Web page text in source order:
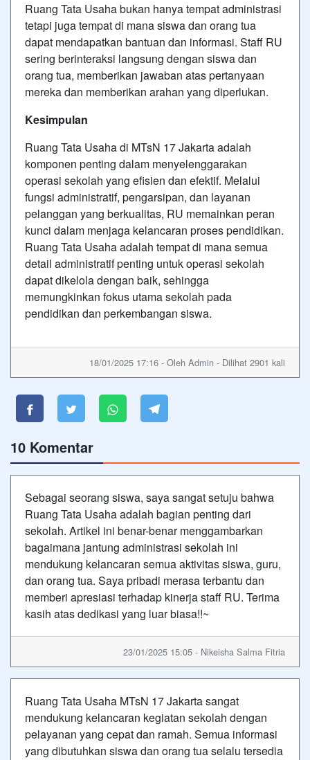
Ruang Tata Usaha bukan hanya tempat administrasi
tetapi juga tempat di mana siswa dan orang tua
dapat mendapatkan bantuan dan informasi. Staff RU
sering berinteraksi langsung dengan siswa dan
orang tua, memberikan jawaban atas pertanyaan
mereka dan memberikan arahan yang diperlukan.
Kesimpulan
Ruang Tata Usaha di MTsN 17 Jakarta adalah
komponen penting dalam menyelenggarakan
operasi sekolah yang efisien dan efektif. Melalui
fungsi administratif, pengarsipan, dan layanan
pelanggan yang berkualitas, RU memainkan peran
kunci dalam menjaga kelancaran proses pendidikan.
Ruang Tata Usaha adalah tempat di mana semua
detail administratif penting untuk operasi sekolah
dapat dikelola dengan baik, sehingga
memungkinkan fokus utama sekolah pada
pendidikan dan perkembangan siswa.
18/01/2025 17:16 - Oleh Admin - Dilihat 2901 kali
10 Komentar
Sebagai seorang siswa, saya sangat setuju bahwa
Ruang Tata Usaha adalah bagian penting dari
sekolah. Artikel ini benar-benar menggambarkan
bagaimana jantung administrasi sekolah ini
mendukung kelancaran semua aktivitas siswa, guru,
dan orang tua. Saya pribadi merasa terbantu dan
memberi apresiasi terhadap kinerja staff RU. Terima
kasih atas dedikasi yang luar biasa!!~
23/01/2025 15:05 - Nikeisha Salma Fitria
Ruang Tata Usaha MTsN 17 Jakarta sangat
mendukung kelancaran kegiatan sekolah dengan
pelayanan yang cepat dan ramah. Semua informasi
yang dibutuhkan siswa dan orang tua selalu tersedia